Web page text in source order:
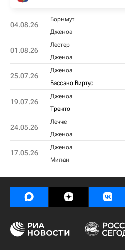
04.08.26
Борнмут
Дженоа
01.08.26
Лестер
Дженоа
25.07.26
Дженоа
Бассано Виртус
19.07.26
Дженоа
Тренто
24.05.26
Лечче
Дженоа
17.05.26
Дженоа
Милан